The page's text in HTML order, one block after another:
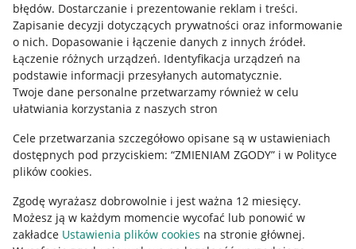
błędów. Dostarczanie i prezentowanie reklam i treści.
Zapisanie decyzji dotyczących prywatności oraz informowanie
o nich. Dopasowanie i łączenie danych z innych źródeł.
Łączenie różnych urządzeń. Identyfikacja urządzeń na
podstawie informacji przesyłanych automatycznie.
Twoje dane personalne przetwarzamy również w celu
ułatwiania korzystania z naszych stron
Cele przetwarzania szczegółowo opisane są w ustawieniach
dostępnych pod przyciskiem: “ZMIENIAM ZGODY” i w Polityce
plików cookies.
Zgodę wyrażasz dobrowolnie i jest ważna 12 miesięcy.
Możesz ją w każdym momencie wycofać lub ponowić w
zakładce Ustawienia plików cookies na stronie głównej.
Informacje prawne
Regulamin
Polityka plików "cookies"
Ustawienia plików "cookies"
Udostępnianie lokalizacji
Informacje dla Aktu o Usługach Cyfrowych
Pobierz aplikację